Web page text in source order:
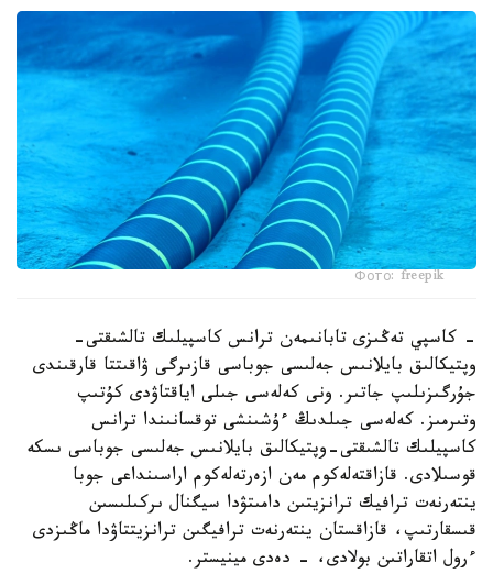
Фото: freepik
- كاسپي تەڭىزى تابانىمەن ترانس كاسپيلىك تالشىقتى-
وپتيكالىق بايلانىس جەلىسى جوباسى قازىرگى ۋاقىتتا قارقىندى
جۇرگىزىلىپ جاتىر. ونى كەلەسى جىلى اياقتاۋدى كۇتىپ
وتىرمىز. كەلەسى جىلدىڭ ءۇشىنشى توقسانىندا ترانس
كاسپيلىك تالشىقتى-وپتيكالىق بايلانىس جەلىسى جوباسى ىسكە
قوسىلادى. قازاقتەلەكوم مەن ازەرتەلەكوم اراسىنداعى جوبا
ينتەرنەت ترافيك ترانزيتىن دامىتۋدا سيگنال ىركىلىسىن
قىسقارتىپ، قازاقستان ينتەرنەت ترافيگىن ترانزيتتاۋدا ماڭىزدى
ءرول اتقاراتىن بولادى، - دەدى مينيستر.